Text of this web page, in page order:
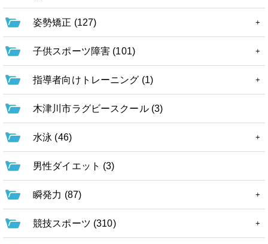
姿勢矯正 (127)
子供スポーツ障害 (101)
指導者向けトレーニング (1)
木津川市ラグビースクール (3)
水泳 (46)
男性ダイエット (3)
瞬発力 (87)
競技スポーツ (310)